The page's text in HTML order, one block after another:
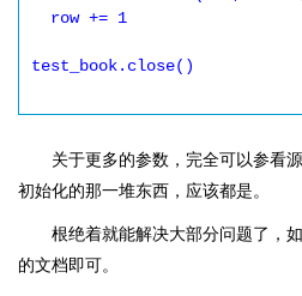
test_book.close()
关于更多的参数，完全可以参看
初始化的那一堆东西，应该都是。
根绝着就能解决大部分问题了，
的文档即可。